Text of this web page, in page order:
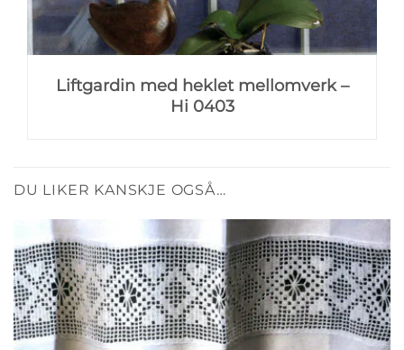
Liftgardin med heklet mellomverk –
Hi 0403
DU LIKER KANSKJE OGSÅ…